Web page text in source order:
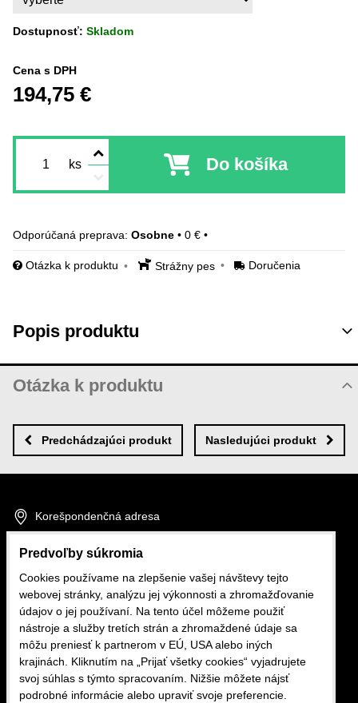
Dostupnosť: Skladom
Cena s DPH
194,75 €
ks Do košíka
Osobne • 0 € •
Otázka k produktu Strážny pes Doručenia
Popis produktu
Otázka k produktu
MENO
VAŠA OTÁZKA K PRODUKTU
Odoslať
Predchádzajúci produkt Nasledujúci produkt
Korešpondenčná adresa
Fakturačné údaje
GDPR
Autopotahy FB
cartex@cartex.sk
Predvoľby súkromia
Cookies používame na zlepšenie vašej návštevy tejto
webovej stránky, analýzu jej výkonnosti a zhromažďovanie
údajov o jej používaní. Na tento účel môžeme použiť
nástroje a služby tretích strán a zhromaždené údaje sa
môžu preniesť k partnerom v EÚ, USA alebo iných
krajinách. Kliknutím na „Prijať všetky cookies“ vyjadrujete
svoj súhlas s týmto spracovaním. Nižšie môžete nájsť
podrobné informácie alebo upraviť svoje preferencie.